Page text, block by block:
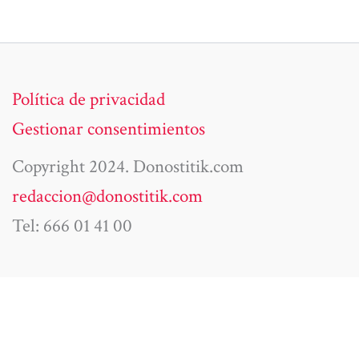
Política de privacidad
Gestionar consentimientos
Copyright 2024. Donostitik.com
redaccion@donostitik.com
Tel: 666 01 41 00